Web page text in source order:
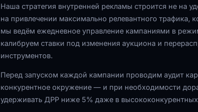
Наша стратегия внутренней рекламы строится не на
на привлечении максимально релевантного
мы ведём ежедневное управление кампаниями в
калибруем ставки под изменения аукциона и
инструментов.
Перед запуском каждой кампании проводим аудит
конкурентное окружение — и при необходимости
удерживать ДРР ниже 5% даже в